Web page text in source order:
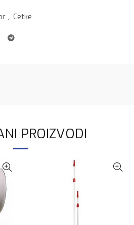
, Cetke
PROIZVODI